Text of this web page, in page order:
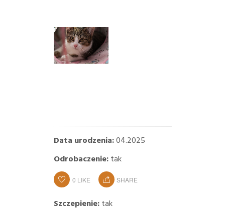
Data urodzenia:04.2025
Odrobaczenie:tak
0 LIKE SHARE
Szczepienie:tak